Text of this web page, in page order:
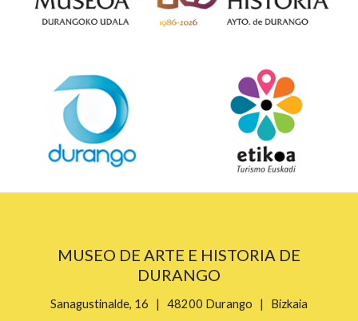
MUSEO DE ARTE E HISTORIA DE
DURANGO
Sanagustinalde, 16 | 48200 Durango | Bizkaia